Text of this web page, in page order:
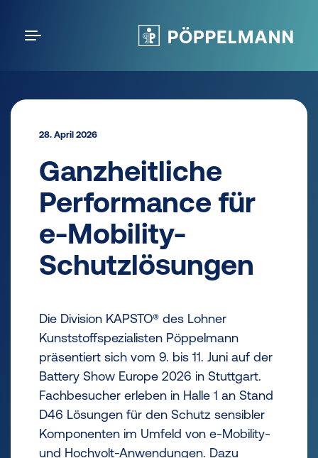
28. April 2026
Ganzheitliche
Performance für
e-Mobility-
Schutzlösungen
Die Division KAPSTO® des Lohner
Kunststoffspezialisten Pöppelmann
präsentiert sich vom 9. bis 11. Juni auf der
Battery Show Europe 2026 in Stuttgart.
Fachbesucher erleben in Halle 1 an Stand
D46 Lösungen für den Schutz sensibler
Komponenten im Umfeld von e-Mobility-
und Hochvolt-Anwendungen. Dazu